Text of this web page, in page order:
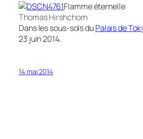
Flamme éternelle
Thomas Hirshchorn
Dans les sous-sols duPalais de
23 juin 2014.
14 mai 2014